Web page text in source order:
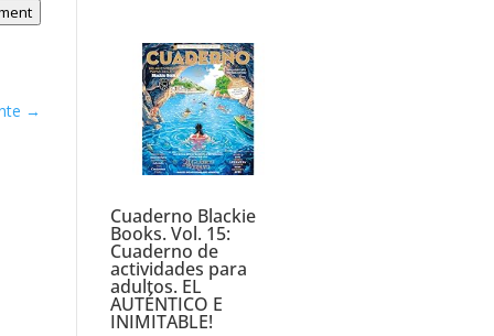
→
Cuaderno Blackie
Books. Vol. 15:
Cuaderno de
actividades para
adultos. EL
AUTÉNTICO E
INIMITABLE!